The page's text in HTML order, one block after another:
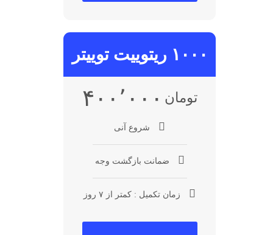
۱۰۰۰ ریتوییت توییتر
۴۰۰٬۰۰۰ تومان
شروع آنی
ضمانت بازگشت وجه
زمان تکمیل : کمتر از ۷ روز